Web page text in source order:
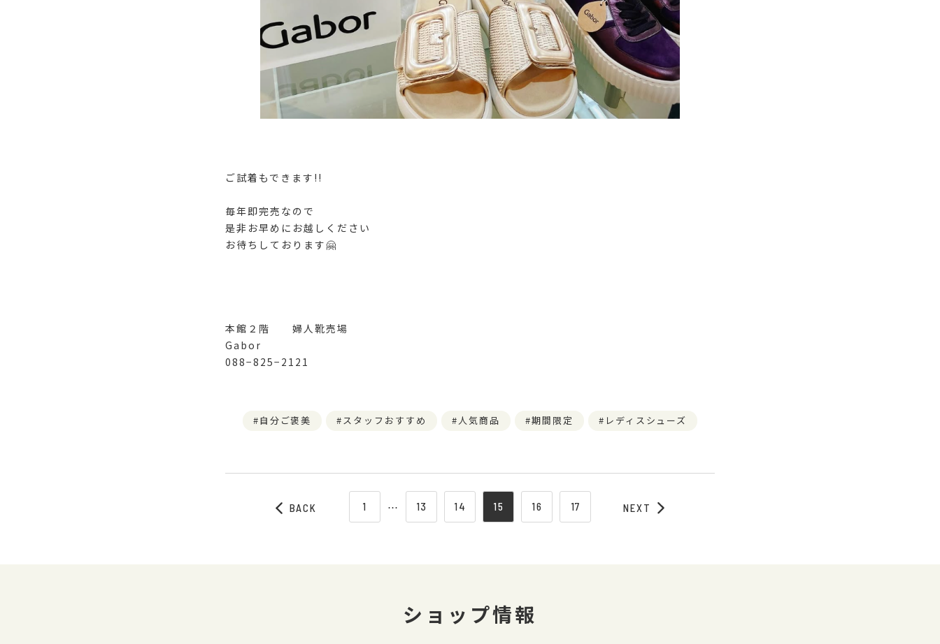
ご試着もできます!!
毎年即完売なので
是非お早めにお越しください
お待ちしております🤗
本館２階 婦人靴売場
Gabor
088−825−2121
自分ご褒美 スタッフおすすめ 人気商品 期間限定 レディスシューズ
BACK 1 ⋯ 13 14 15 16 17 NEXT
ショップ情報